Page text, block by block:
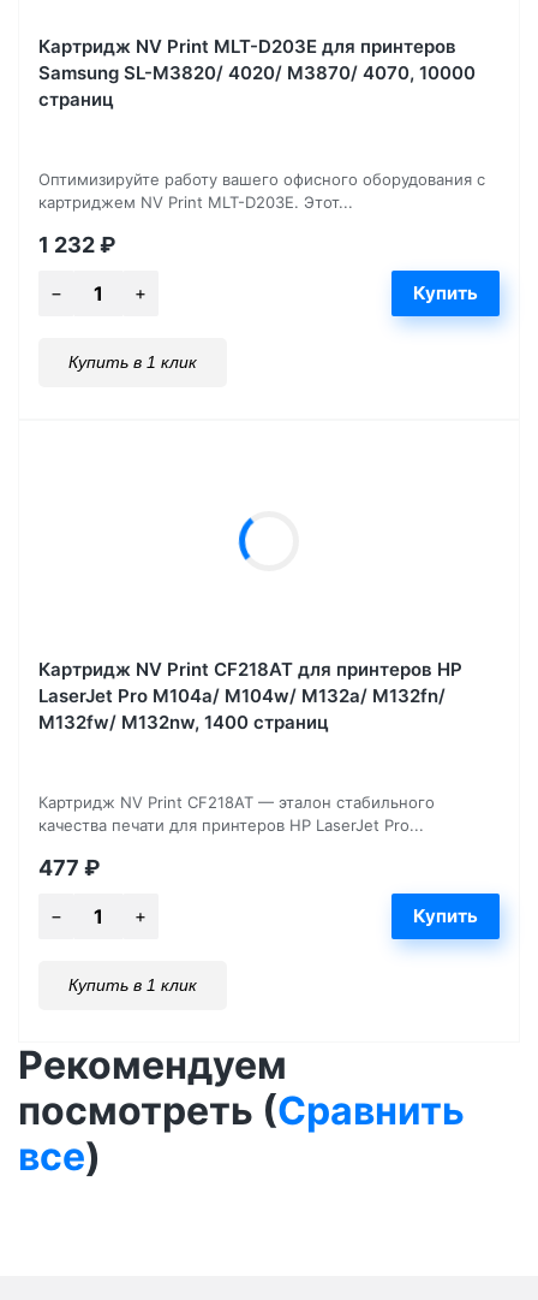
Картридж NV Print MLT-D203E для принтеров
Samsung SL-M3820/ 4020/ M3870/ 4070, 10000
страниц
Оптимизируйте работу вашего офисного оборудования с
картриджем NV Print MLT-D203E. Этот...
1 232₽
Купить в 1 клик
Картридж NV Print CF218AT для принтеров HP
LaserJet Pro M104a/ M104w/ M132a/ M132fn/
M132fw/ M132nw, 1400 страниц
Картридж NV Print CF218AT — эталон стабильного
качества печати для принтеров HP LaserJet Pro...
477 ₽
Купить в 1 клик
Рекомендуем
посмотреть (Сравнить
все)